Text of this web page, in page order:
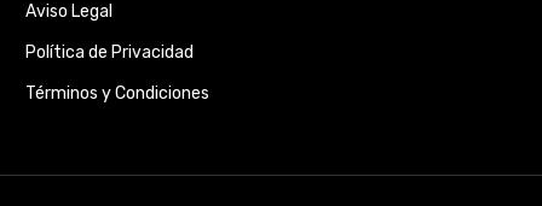
Aviso Legal
Política de Privacidad
Términos y Condiciones